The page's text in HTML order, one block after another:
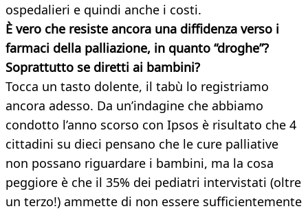
ospedalieri e quindi anche i costi.
È vero che resiste ancora una diffidenza verso i
farmaci della palliazione, in quanto “droghe”?
Soprattutto se diretti ai bambini?
Tocca un tasto dolente, il tabù lo registriamo
ancora adesso. Da un’indagine che abbiamo
condotto l’anno scorso con Ipsos è risultato che 4
cittadini su dieci pensano che le cure palliative
non possano riguardare i bambini, ma la cosa
peggiore è che il 35% dei pediatri intervistati (oltre
un terzo!) ammette di non essere sufficientemente